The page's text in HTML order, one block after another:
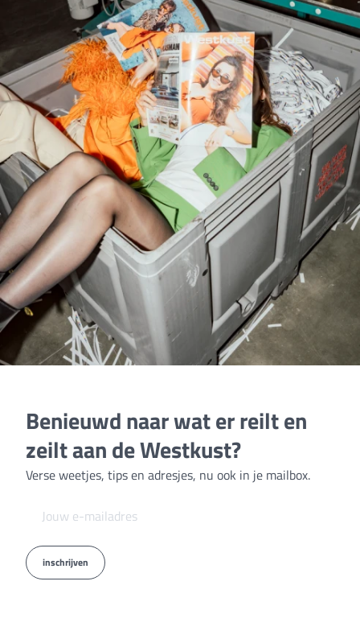
Benieuwd naar wat er reilt en
zeilt aan de Westkust?
Verse weetjes, tips en adresjes, nu ook in je mailbox.
inschrijven